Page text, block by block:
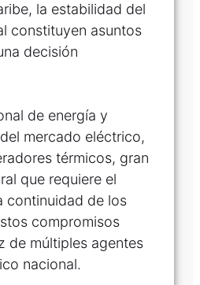
la estabilidad del
constituyen asuntos
decisión
de energía y
mercado eléctrico,
térmicos, gran
que requiere el
continuidad de los
compromisos
de múltiples agentes
nacional.